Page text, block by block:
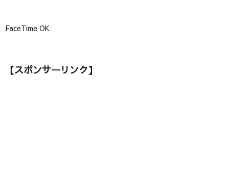
FaceTime OK
【スポンサーリンク】